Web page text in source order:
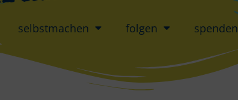
selbstmachen folgen spenden